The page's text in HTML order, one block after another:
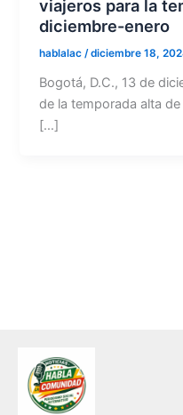
viajeros para la
diciembre-enero
hablalac/diciembre 18,
Bogotá, D.C., 13 de
de la temporada alta
[…]